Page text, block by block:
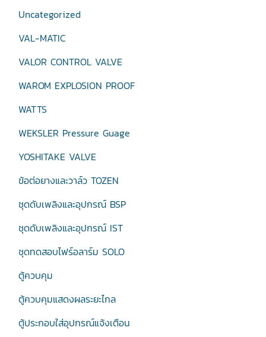
Uncategorized
VAL-MATIC
VALOR CONTROL VALVE
WAROM EXPLOSION PROOF
WATTS
WEKSLER Pressure Guage
YOSHITAKE VALVE
ข้อต่อยางและวาล์ว TOZEN
ชุดดับเพลิงและอุปกรณ์ BSP
ชุดดับเพลิงและอุปกรณ์ IST
ชุดทดสอบไฟร์อลาร์ม SOLO
ตู้ควบคุม
ตู้ควบคุมแสดงผลระยะไกล
ตู้ประกอบใส่อุปกรณ์แจ้งเตือน